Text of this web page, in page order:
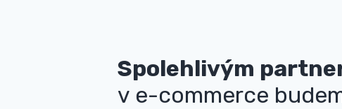
Spolehlivým
v e-commerce